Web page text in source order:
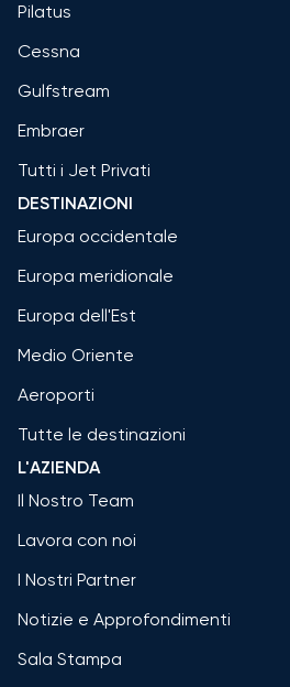
Pilatus
Cessna
Gulfstream
Embraer
Tutti i Jet Privati
DESTINAZIONI
Europa occidentale
Europa meridionale
Europa dell'Est
Medio Oriente
Aeroporti
Tutte le destinazioni
L'AZIENDA
Il Nostro Team
Lavora con noi
I Nostri Partner
Notizie e Approfondimenti
Sala Stampa